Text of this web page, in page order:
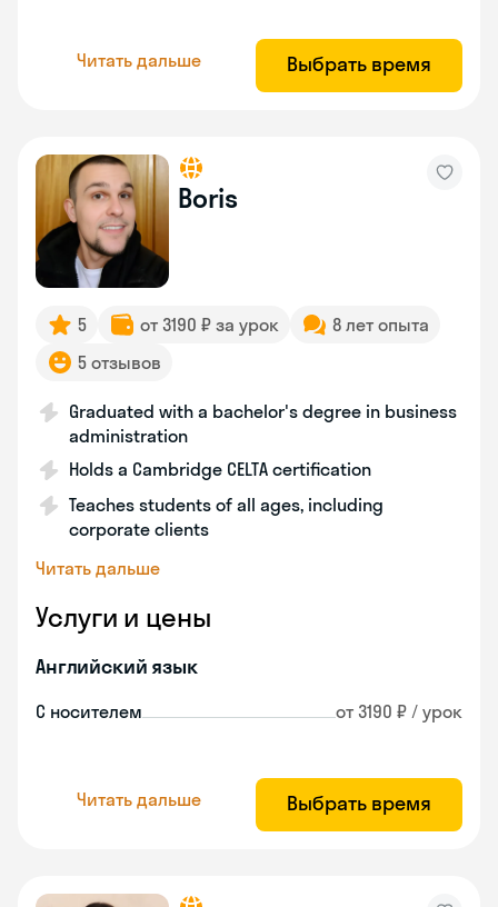
Читать дальше Выбрать время
Boris
5 от 3190 ₽ за урок
8 лет опыта
5 отзывов
Graduated with a bachelor's degree in business
administration
Holds a Cambridge CELTA certification
Teaches students of all ages, including
corporate clients
Читать дальше
Услуги и цены
Английский язык
С носителем от 3190 ₽ / урок
Читать дальше Выбрать время